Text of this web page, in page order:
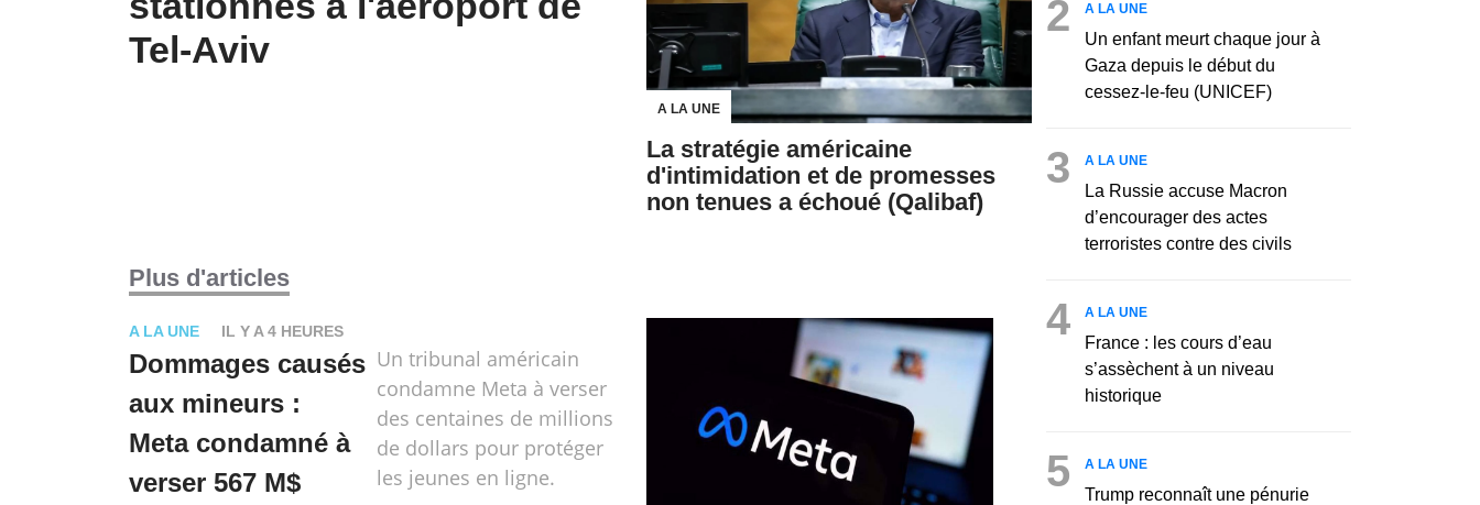
Tel-Aviv
A LA UNE
La stratégie américaine
d'intimidation et de promesses
non tenues a échoué (Qalibaf)
Plus d'articles
A LA UNE IL Y A 4 HEURES
Dommages causés
aux mineurs :
Meta condamné à
verser 567 M$
Un tribunal américain
condamne Meta à verser
des centaines de millions
de dollars pour protéger
les jeunes en ligne.
2 A LA UNE
Un enfant meurt chaque jour à
Gaza depuis le début du
cessez-le-feu (UNICEF)
3 A LA UNE
La Russie accuse Macron
d’encourager des actes
terroristes contre des civils
4 A LA UNE
France : les cours d’eau
s’assèchent à un niveau
historique
5 A LA UNE
Trump reconnaît une pénurie